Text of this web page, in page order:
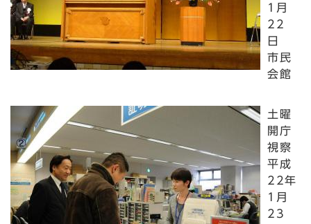
1月
22
日
市民
会館
土曜
開庁
視察
平成
22年
1月
23